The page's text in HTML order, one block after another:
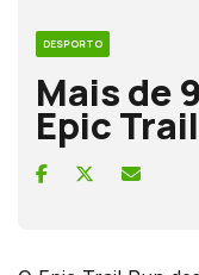
DESPORTO
Mais de
Epic